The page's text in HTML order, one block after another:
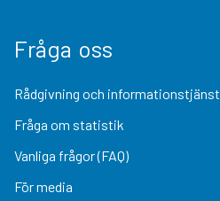
Fråga oss
Rådgivning och informationstjänst
Fråga om statistik
Vanliga frågor (FAQ)
För media